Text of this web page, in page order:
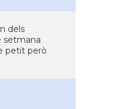
dels
setmana
petit però